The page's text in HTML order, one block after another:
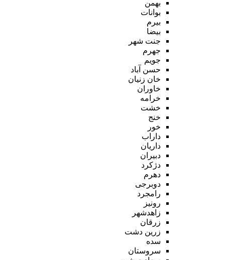
بهمن
بوانات
بیرم
بیضا
جنت شهر
جهرم
جویم
حسن آباد
خان زنیان
خاوران
خرامه
خشت
خنج
خور
داراب
داریان
دبیران
دژکرد
دهرم
دوبرجی
رامجرد
رونیز
زاهدشهر
زرقان
زرین دشت
سده
سروستان